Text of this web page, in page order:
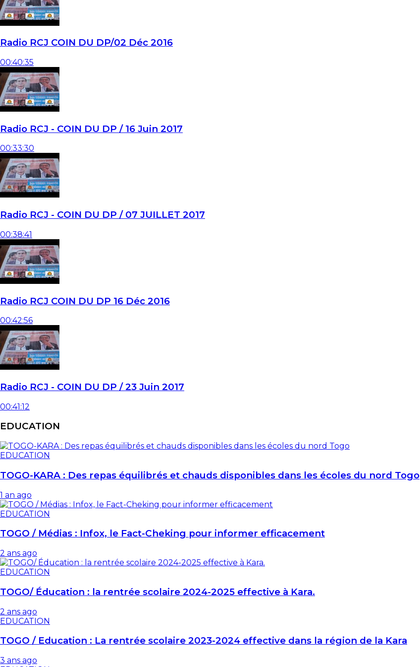
Radio RCJ COIN DU DP/02 Déc 2016
00:40:35
Radio RCJ - COIN DU DP / 16 Juin 2017
00:33:30
Radio RCJ - COIN DU DP / 07 JUILLET 2017
00:38:41
Radio RCJ COIN DU DP 16 Déc 2016
00:42:56
Radio RCJ - COIN DU DP / 23 Juin 2017
00:41:12
EDUCATION
EDUCATION
TOGO-KARA : Des repas équilibrés et chauds disponibles dans les écoles du nord Togo
1 an ago
EDUCATION
TOGO / Médias : Infox, le Fact-Cheking pour informer efficacement
2 ans ago
EDUCATION
TOGO/ Éducation : la rentrée scolaire 2024-2025 effective à Kara.
2 ans ago
EDUCATION
TOGO / Education : La rentrée scolaire 2023-2024 effective dans la région de la Kara
3 ans ago